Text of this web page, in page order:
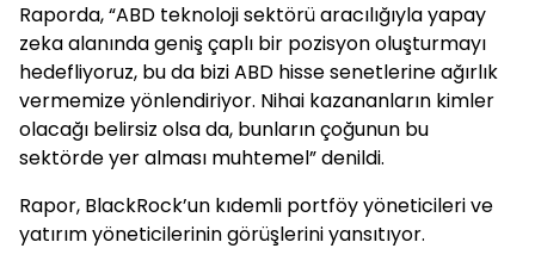
Raporda, “ABD teknoloji sektörü aracılığıyla yapay
zeka alanında geniş çaplı bir pozisyon oluşturmayı
hedefliyoruz, bu da bizi ABD hisse senetlerine ağırlık
vermemize yönlendiriyor. Nihai kazananların kimler
olacağı belirsiz olsa da, bunların çoğunun bu
sektörde yer alması muhtemel” denildi.
Rapor, BlackRock’un kıdemli portföy yöneticileri ve
yatırım yöneticilerinin görüşlerini yansıtıyor.